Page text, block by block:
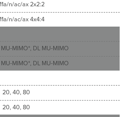
n/ac/ax 2x2:2
n/ac/ax 4x4:4
MIMO*, DL MU-MIMO
MIMO*, DL MU-MIMO
20, 40, 80
20, 40, 80